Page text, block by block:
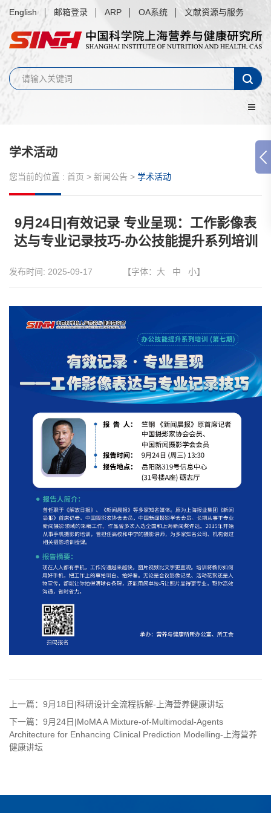
English 邮箱登录 ARP OA系统 文献资源与服务
学术活动
您当前的位置 : 首页 > 新闻公告 > 学术活动
9月24日|有效记录 专业呈现：工作影像表
达与专业记录技巧-办公技能提升系列培训
发布时间: 2025-09-17 【字体： 大 中 小】
上一篇：9月18日|科研设计全流程拆解-上海营养健康讲坛
下一篇：9月24日|MoMA A Mixture-of-Multimodal-Agents
Architecture for Enhancing Clinical Prediction Modelling-上海营养
健康讲坛